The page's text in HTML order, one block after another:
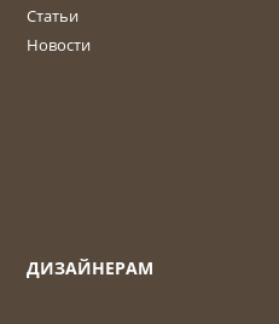
Статьи
Новости
ДИЗАЙНЕРАМ